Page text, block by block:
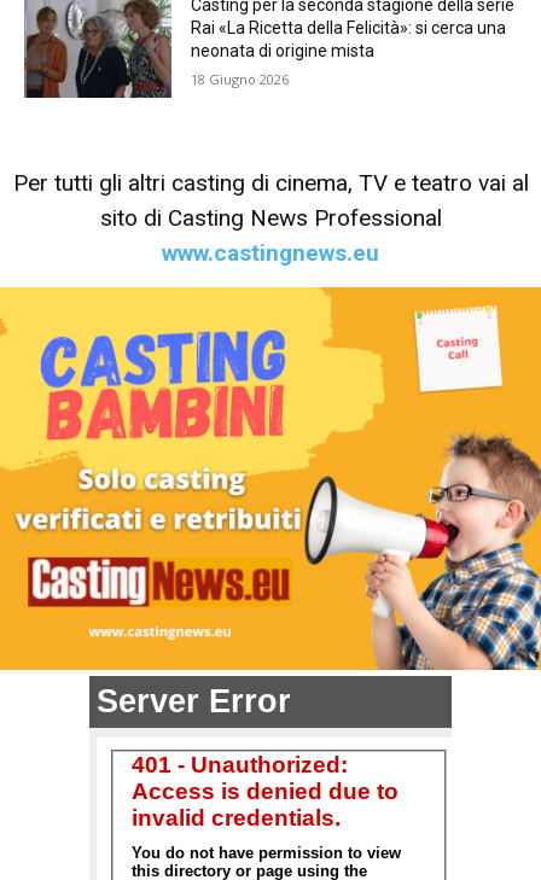
Casting per la seconda stagione della serie
Rai «La Ricetta della Felicità»: si cerca una
neonata di origine mista
18 Giugno 2026
Per tutti gli altri casting di cinema, TV e teatro vai al
sito di Casting News Professional
www.castingnews.eu